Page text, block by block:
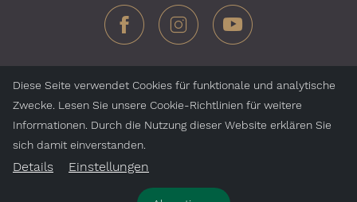
ZEGG Hotels & Stores AG, Samnaun Dorf, CH-7563
Samnaun, Schweiz
Jobs Impressum
Diese Seite verwendet Cookies für funktionale und analytische
Zwecke. Lesen Sie unsere Cookie-Richtlinien für weitere
Informationen. Durch die Nutzung dieser Website erklären Sie
sich damit einverstanden.
Details Einstellungen